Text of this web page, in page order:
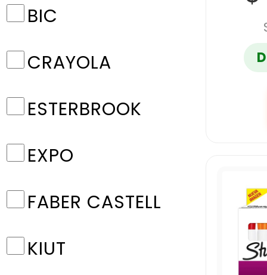
BIC
CRAYOLA
ESTERBROOK
EXPO
FABER CASTELL
KIUT